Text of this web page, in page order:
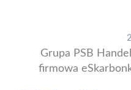
Grupa PSB
firmowa